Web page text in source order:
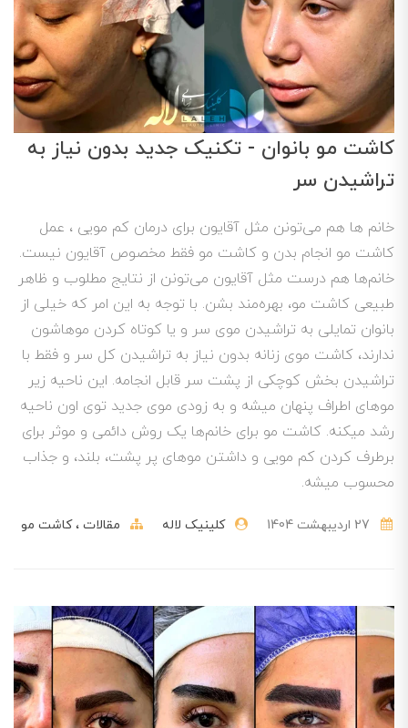
کاشت مو بانوان - تکنیک جدید بدون نیاز به
تراشیدن سر
خانم ها هم می‌تونن مثل آقایون برای درمان کم مویی ، عمل
کاشت مو انجام بدن و کاشت مو فقط مخصوص آقایون نیست.
خانم‌ها هم درست مثل آقایون می‌تونن از نتایج مطلوب و ظاهر
طبیعی کاشت مو، بهره‌مند بشن. با توجه به این امر که خیلی از
بانوان تمایلی به تراشیدن موی سر و یا کوتاه کردن مو‌هاشون
ندارند، کاشت موی زنانه بدون نیاز به تراشیدن کل سر و فقط با
تراشیدن بخش کوچکی از پشت سر قابل انجامه. این ناحیه زیر
موهای اطراف پنهان میشه و به زودی موی جدید توی اون ناحیه
رشد میکنه. کاشت مو برای خانم‌ها یک روش دائمی و موثر برای
برطرف کردن کم مویی و داشتن مو‌های پر پشت، بلند، و جذاب
محسوب میشه.
کلینیک لاله مقالات کاشت مو